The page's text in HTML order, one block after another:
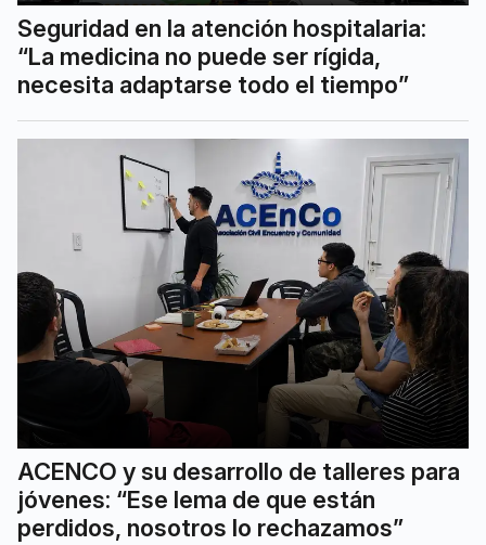
Seguridad en la atención hospitalaria:
“La medicina no puede ser rígida,
necesita adaptarse todo el tiempo”
ACENCO y su desarrollo de talleres para
jóvenes: “Ese lema de que están
perdidos, nosotros lo rechazamos”